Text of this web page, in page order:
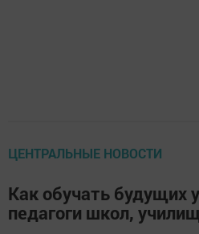
ЦЕНТРАЛЬНЫЕ НОВОСТИ
Как обучать будущих
педагоги школ,